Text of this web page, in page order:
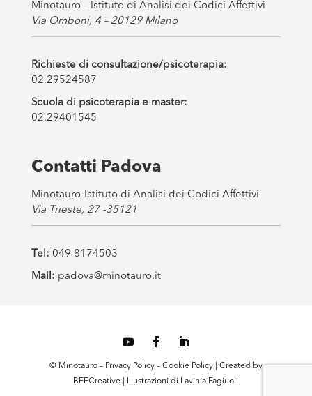
Minotauro – Istituto di Analisi dei Codici Affettivi
Via Omboni, 4 – 20129 Milano
Richieste di consultazione/psicoterapia:
02.29524587
Scuola di psicoterapia e master:
02.29401545
Contatti Padova
Minotauro-Istituto di Analisi dei Codici Affettivi
Via Trieste, 27 -35121
Tel: 049 8174503
Mail: padova@minotauro.it
© Minotauro – Privacy Policy– Cookie Policy
| Created by
BEECreative | Illustrazioni di Lavinia Fagiuoli